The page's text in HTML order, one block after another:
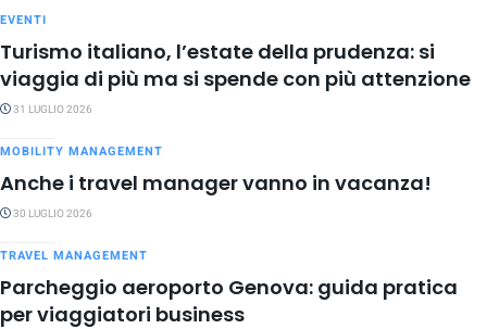
EVENTI
Turismo italiano, l’estate della prudenza: si
viaggia di più ma si spende con più attenzione
31 LUGLIO 2026
MOBILITY MANAGEMENT
Anche i travel manager vanno in vacanza!
30 LUGLIO 2026
TRAVEL MANAGEMENT
Parcheggio aeroporto Genova: guida pratica
per viaggiatori business